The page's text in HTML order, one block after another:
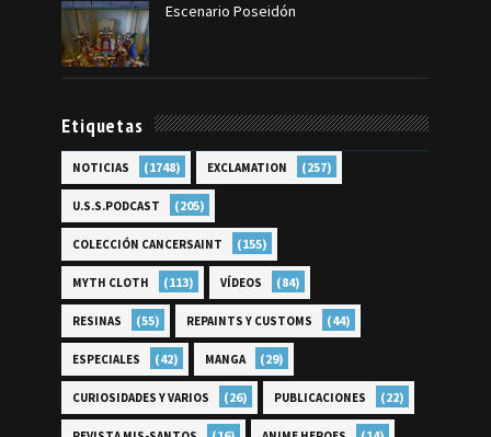
Escenario Poseidón
Etiquetas
NOTICIAS (1748) EXCLAMATION (257)
U.S.S.PODCAST (205)
COLECCIÓN CANCERSAINT (155)
MYTH CLOTH (113) VÍDEOS (84)
RESINAS (55) REPAINTS Y CUSTOMS (44)
ESPECIALES (42) MANGA (29)
CURIOSIDADES Y VARIOS (26) PUBLICACIONES (22)